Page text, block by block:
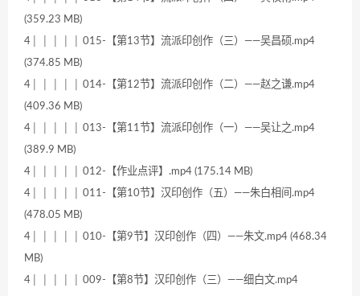
(359.23 MB)
4│ │ │ │ │ 015-【第13节】流派印创作（三）——吴昌硕.mp4
(374.85 MB)
4│ │ │ │ │ 014-【第12节】流派印创作（二）——赵之谦.mp4
(409.36 MB)
4│ │ │ │ │ 013-【第11节】流派印创作（一）——吴让之.mp4
(389.9 MB)
4│ │ │ │ │ 012-【作业点评】.mp4 (175.14 MB)
4│ │ │ │ │ 011-【第10节】汉印创作（五）——朱白相间.mp4
(478.05 MB)
4│ │ │ │ │ 010-【第9节】汉印创作（四）——朱文.mp4 (468.34
MB)
4│ │ │ │ │ 009-【第8节】汉印创作（三）——细白文.mp4